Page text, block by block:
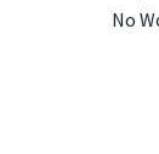
No